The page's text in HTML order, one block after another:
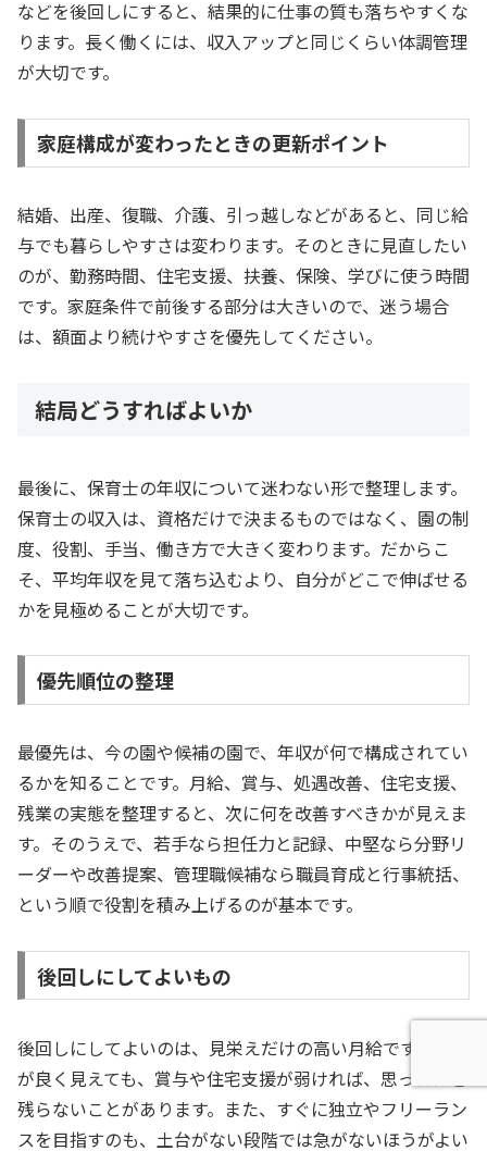
などを後回しにすると、結果的に仕事の質も落ちやすくな
ります。長く働くには、収入アップと同じくらい体調管理
が大切です。
家庭構成が変わったときの更新ポイント
結婚、出産、復職、介護、引っ越しなどがあると、同じ給
与でも暮らしやすさは変わります。そのときに見直したい
のが、勤務時間、住宅支援、扶養、保険、学びに使う時間
です。家庭条件で前後する部分は大きいので、迷う場合
は、額面より続けやすさを優先してください。
結局どうすればよいか
最後に、保育士の年収について迷わない形で整理します。
保育士の収入は、資格だけで決まるものではなく、園の制
度、役割、手当、働き方で大きく変わります。だからこ
そ、平均年収を見て落ち込むより、自分がどこで伸ばせる
かを見極めることが大切です。
優先順位の整理
最優先は、今の園や候補の園で、年収が何で構成されてい
るかを知ることです。月給、賞与、処遇改善、住宅支援、
残業の実態を整理すると、次に何を改善すべきかが見えま
す。そのうえで、若手なら担任力と記録、中堅なら分野リ
ーダーや改善提案、管理職候補なら職員育成と行事統括、
という順で役割を積み上げるのが基本です。
後回しにしてよいもの
後回しにしてよいのは、見栄えだけの高い月給です。月給
が良く見えても、賞与や住宅支援が弱ければ、思ったほど
残らないことがあります。また、すぐに独立やフリーラン
スを目指すのも、土台がない段階では急がないほうがよい